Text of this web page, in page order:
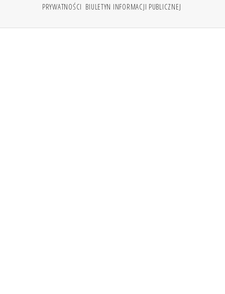
PRYWATNOŚCI BIULETYN INFORMACJI PUBLICZNEJ